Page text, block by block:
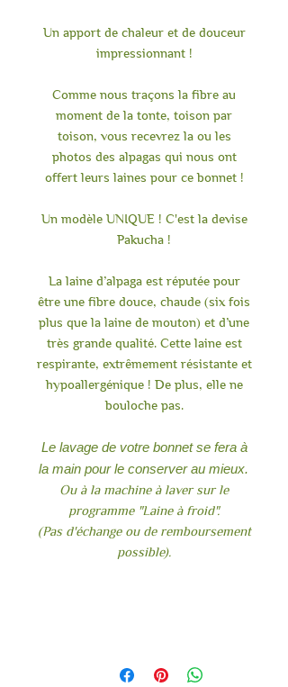
Un apport de chaleur et de douceur
impressionnant !
Comme nous traçons la fibre au
moment de la tonte, toison par
toison, vous recevrez la ou les
photos des alpagas qui nous ont
offert leurs laines pour ce bonnet !
Un modèle UNIQUE ! C'est la devise
Pakucha !
La laine d’alpaga est réputée pour
être une fibre douce, chaude (six fois
plus que la laine de mouton) et d’une
très grande qualité. Cette laine est
respirante, extrêmement résistante et
hypoallergénique ! De plus, elle ne
bouloche pas.
Le lavage de votre bonnet se fera à
la main pour le conserver au mieux.
Ou à la machine à laver sur le
programme "Laine à froid".
(Pas d'échange ou de remboursement
possible).
Laine provenant de Pablo /